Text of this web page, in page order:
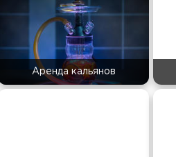
Аренда кальянов